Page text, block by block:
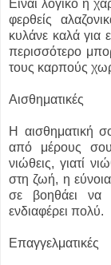
Είναι λογικό η
φερθείς
κυλάνε καλά για
περισσότερο
τους καρπούς
Αισθηματικές
Η αισθηματική
από μέρους
νιώθεις, γιατί
στη ζωή, η
σε βοηθάει
ενδιαφέρει πολύ.
Επαγγελματικές